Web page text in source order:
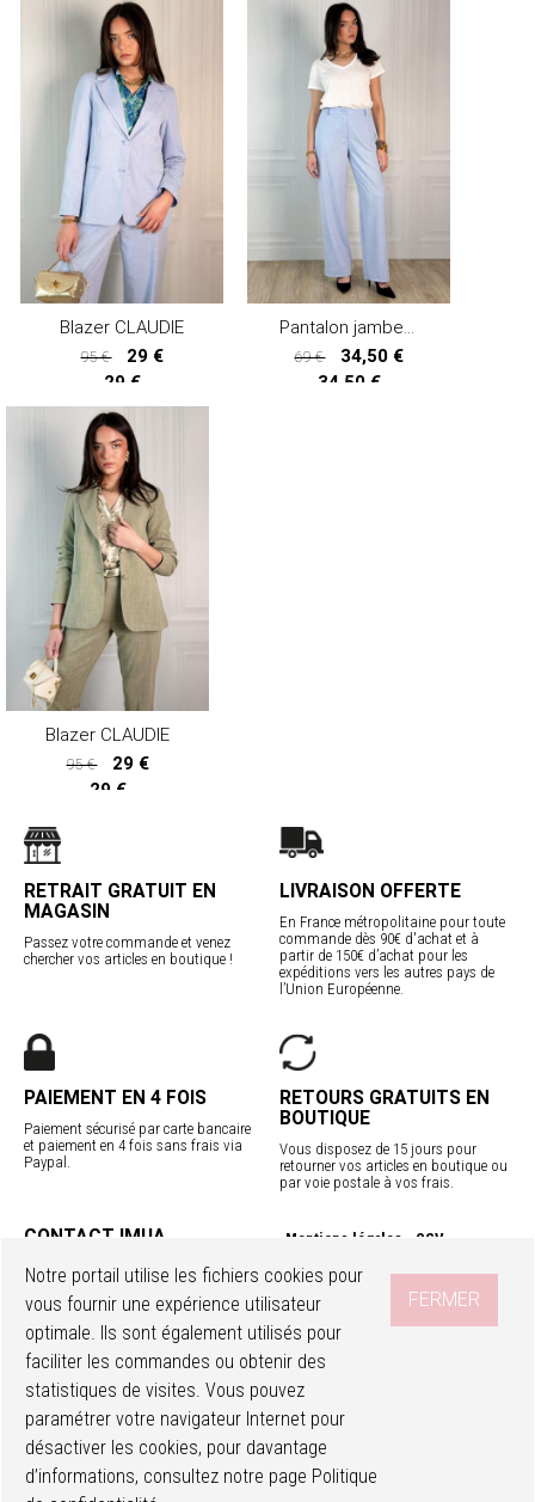
Blazer CLAUDIE
95 €
29 €
29 €
Pantalon jambes larges EMIE
69 €
34,50 €
34,50 €
Blazer CLAUDIE
95 €
29 €
29 €
RETRAIT GRATUIT EN
MAGASIN
Passez votre commande et venez
chercher vos articles en boutique !
LIVRAISON OFFERTE
En France métropolitaine pour toute
commande dès 90€ d'achat et à
partir de 150€ d’achat pour les
expéditions vers les autres pays de
l’Union Européenne.
PAIEMENT EN 4 FOIS
Paiement sécurisé par carte bancaire
et paiement en 4 fois sans frais via
Paypal.
RETOURS GRATUITS EN
BOUTIQUE
Vous disposez de 15 jours pour
retourner vos articles en boutique ou
par voie postale à vos frais.
CONTACT IMUA
Contact
Nos boutiques
Mentions légales
CGV
Programme fidélité
Livraisons internationales
Accéder à mon compte
Ma wishlist
SUIVEZ-NOUS
Notre portail utilise les fichiers cookies pour
vous fournir une expérience utilisateur
optimale. Ils sont également utilisés pour
faciliter les commandes ou obtenir des
statistiques de visites. Vous pouvez
paramétrer votre navigateur Internet pour
désactiver les cookies, pour davantage
d’informations, consultez notre page Politique
FERMER